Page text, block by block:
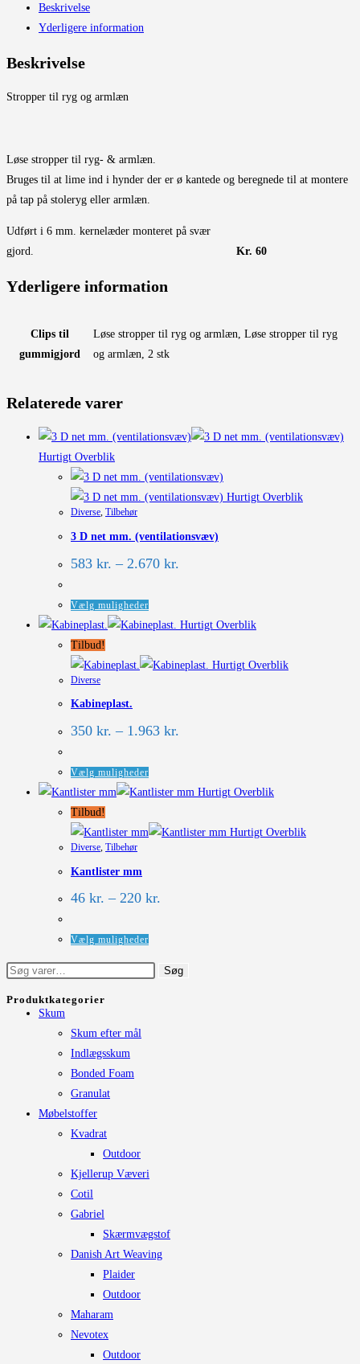
Beskrivelse
Yderligere information
Beskrivelse
Stropper til ryg og armlæn
Løse stropper til ryg- & armlæn.
Bruges til at lime ind i hynder der er ø kantede og beregnede til at montere
på tap på stoleryg eller armlæn.
Udført i 6 mm. kernelæder monteret på svær
gjord. Kr. 60
Yderligere information
Clips til
gummigjord
Løse stropper til ryg og armlæn, Løse stropper til ryg
og armlæn, 2 stk
Relaterede varer
Hurtigt Overblik
Hurtigt Overblik
Diverse, Tilbehør
3 D net mm. (ventilationsvæv)
583 kr. – 2.670 kr.
Vælg mulighederDette
vare
flere
kan
på
Hurtigt Overblik
Tilbud!
Hurtigt Overblik
Diverse
Kabineplast.
350 kr. – 1.963 kr.
Vælg muligheder
vare
flere
på
Hurtigt Overblik
Tilbud!
Hurtigt Overblik
Diverse, Tilbehør
Kantlister mm
46 kr. – 220 kr.
Vælg muligheder
har
Søg
Søg
Produktkategorier
Skum
Skum efter mål
Indlægsskum
Bonded Foam
Granulat
Møbelstoffer
Kvadrat
Outdoor
Kjellerup Væveri
Cotil
Gabriel
Skærmvægstof
Danish Art Weaving
Plaider
Outdoor
Maharam
Nevotex
Outdoor